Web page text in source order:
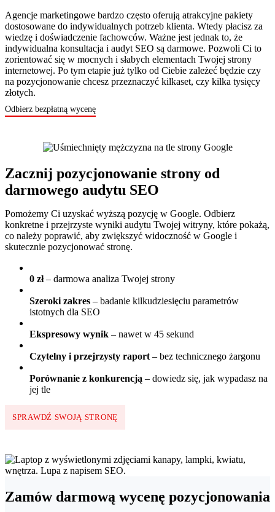
Agencje marketingowe bardzo często oferują atrakcyjne pakiety
dostosowane do indywidualnych potrzeb klienta. Wtedy płacisz za
wiedzę i doświadczenie fachowców. Ważne jest jednak to, że
indywidualna konsultacja i audyt SEO są darmowe. Pozwoli Ci to
zorientować się w mocnych i słabych elementach Twojej strony
internetowej. Po tym etapie już tylko od Ciebie zależeć będzie czy
na pozycjonowanie chcesz przeznaczyć kilkaset, czy kilka tysięcy
złotych.
Odbierz bezpłatną wycenę
Zacznij pozycjonowanie strony od
darmowego audytu SEO
Pomożemy Ci uzyskać wyższą pozycję w Google. Odbierz
konkretne i przejrzyste wyniki audytu Twojej witryny, które pokażą,
co należy poprawić, aby zwiększyć widoczność w Google i
skutecznie pozycjonować stronę.
0 zł– darmowa analiza Twojej strony
Szeroki zakres – badanie kilkudziesięciu parametrów
istotnych dla SEO
Ekspresowy wynik – nawet w 45 sekund
Czytelny i przejrzysty raport – bez technicznego żargonu
Porównanie z konkurencją – dowiedz się, jak wypadasz na
jej tle
SPRAWDŹ SWOJĄ STRONĘ
Zamów darmową wycenę pozycjonowania